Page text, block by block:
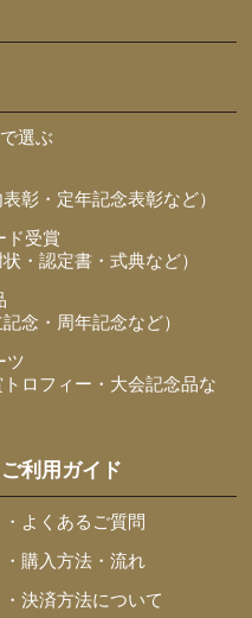
選ぶ
表彰・定年記念表彰など）
ド受賞
状・認定書・式典など）
記念・周年記念など）
ツ
トロフィー・大会記念品な
ご利用ガイド
・よくあるご質問
・購入方法・流れ
・決済方法について